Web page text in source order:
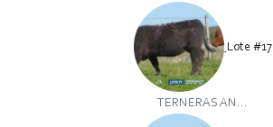
Lote #17
TERNERAS AN...